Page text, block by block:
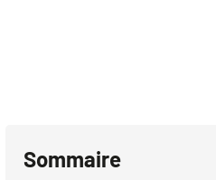
Sommaire